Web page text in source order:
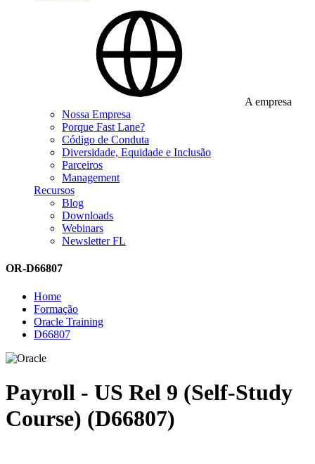
A empresa
Nossa Empresa
Porque Fast Lane?
Código de Conduta
Diversidade, Equidade e Inclusão
Parceiros
Management
Recursos
Blog
Downloads
Webinars
Newsletter FL
OR-D66807
Home
Formação
Oracle Training
D66807
Payroll - US Rel 9 (Self-Study
Course) (D66807)